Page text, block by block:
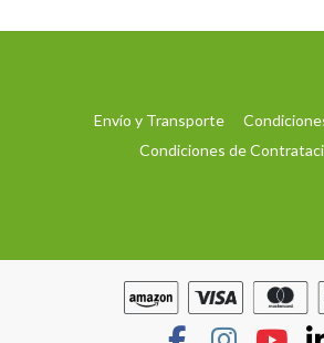
Envío y Transporte
Condiciones de